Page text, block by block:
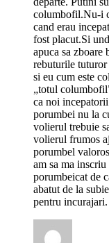
columbofil.Nu-i
cand erau
fost placut.Si
apuca sa zboare
rebuturile
si eu cum este
„totul
ca noi
porumbei nu la
volierul trebuie
volierul frumos
porumbel
am sa ma
porumbeicat de
abatut de la
pentru incurajari.